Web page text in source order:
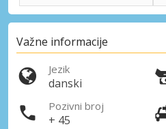
Važne informacije
Jezik
danski
Pozivni broj
+ 45